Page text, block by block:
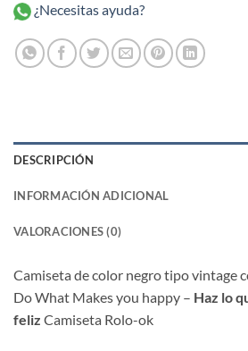
¿Necesitas ayuda?
DESCRIPCIÓN
INFORMACIÓN ADICIONAL
VALORACIONES (0)
Camiseta de color negro tipo vintage
Do What Makes you happy – Haz lo
feliz Camiseta Rolo-ok